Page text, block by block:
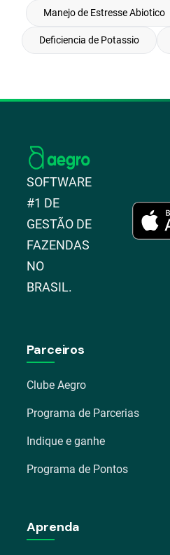
Manejo de Estresse Abiotico
Deficiencia de Potassio
SOFTWARE
#1 DE
GESTÃO DE
FAZENDAS
NO
BRASIL.
Parceiros
Clube Aegro
Programa de Parcerias
Indique e ganhe
Programa de Pontos
Aprenda